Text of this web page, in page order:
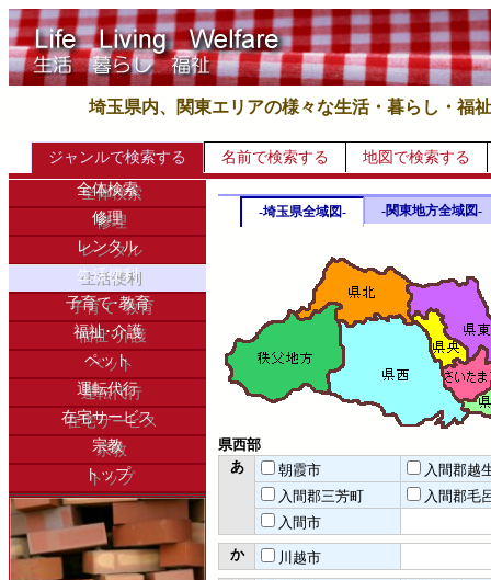
埼玉県内、関東エリアの様々な生活・暮らし・福
ジャンルで検索する 名前で検索する
地図で検索する
全体検索
修理
レンタル
生活便利
子育て･教育
福祉･介護
ペット
運転代行
在宅サービス
宗教
トップ
-埼玉県全域図- -関東地方全域図-
県西部
あ
朝霞市
入間郡越
入間郡三芳町
入間郡毛
入間市
か
川越市